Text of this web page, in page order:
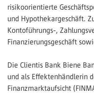
risikoorientierte
und Hypothekargeschäft.
Kontoführungs-,
Finanzierungsgeschäft
Die Clientis Bank Biene
und als Effektenhändlerin
Finanzmarktaufsicht